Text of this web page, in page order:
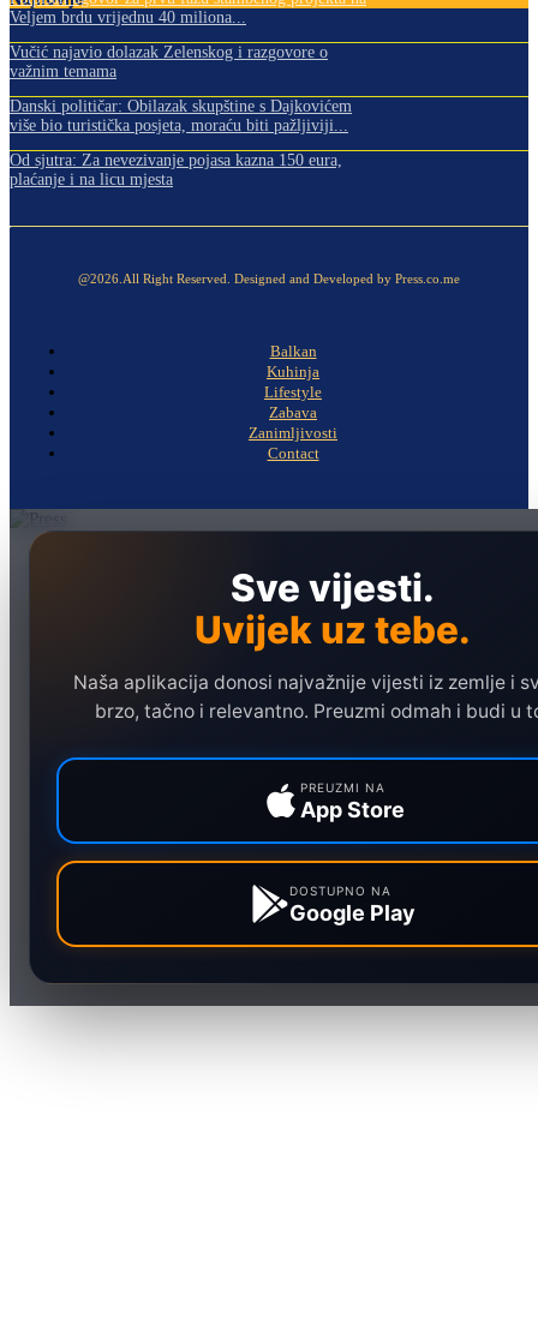
Veljem brdu vrijednu 40 miliona...
Vučić najavio dolazak Zelenskog i razgovore o
važnim temama
Danski političar: Obilazak skupštine s Dajkovićem
više bio turistička posjeta, moraću biti pažljiviji...
Od sjutra: Za nevezivanje pojasa kazna 150 eura,
plaćanje i na licu mjesta
@2026.All Right Reserved. Designed and Developed by Press.co.me
Balkan
Kuhinja
Lifestyle
Zabava
Zanimljivosti
Contact
Sve vijesti.
Uvijek uz tebe.
Naša aplikacija donosi najvažnije vijesti iz zemlje i
brzo, tačno i relevantno. Preuzmi odmah i budi u
PREUZMI NA
App Store
DOSTUPNO NA
Google Play
Ekonomija
Marketing